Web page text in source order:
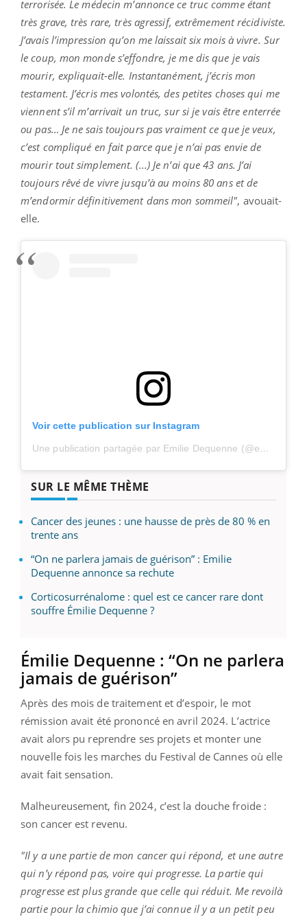
terrorisée. Le médecin m’annonce ce truc comme étant
très grave, très rare, très agressif, extrêmement récidiviste.
J’avais l’impression qu’on me laissait six mois à vivre. Sur
le coup, mon monde s’effondre, je me dis que je vais
mourir, expliquait-elle. Instantanément, j’écris mon
testament. J’écris mes volontés, des petites choses qui me
viennent s’il m’arrivait un truc, sur si je vais être enterrée
ou pas… Je ne sais toujours pas vraiment ce que je veux,
c’est compliqué en fait parce que je n’ai pas envie de
mourir tout simplement. (...) Je n’ai que 43 ans. J’ai
toujours rêvé de vivre jusqu’à au moins 80 ans et de
m’endormir définitivement dans mon sommeil", avouait-
elle.
Voir cette publication sur Instagram
Une publication partagée par Emilie Dequenne (@emiliedequenne)
SUR LE MÊME THÈME
Cancer des jeunes : une hausse de près de 80 % en
trente ans
“On ne parlera jamais de guérison” : Emilie
Dequenne annonce sa rechute
Corticosurrénalome : quel est ce cancer rare dont
souffre Émilie Dequenne ?
Émilie Dequenne : “On ne parlera
jamais de guérison”
Après des mois de traitement et d’espoir, le mot
rémission avait été prononcé en avril 2024. L’actrice
avait alors pu reprendre ses projets et monter une
nouvelle fois les marches du Festival de Cannes où elle
avait fait sensation.
Malheureusement, fin 2024, c’est la douche froide :
son cancer est revenu.
"Il y a une partie de mon cancer qui répond, et une autre
qui n’y répond pas, voire qui progresse. La partie qui
progresse est plus grande que celle qui réduit. Me revoilà
partie pour la chimio que j’ai connue il y a un petit peu